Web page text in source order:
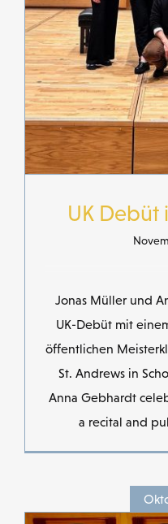
UK Debüt
Jonas Müller und
UK-Debüt mit
öffentlichen
St. Andrews in
Anna Gebhardt
a recital and